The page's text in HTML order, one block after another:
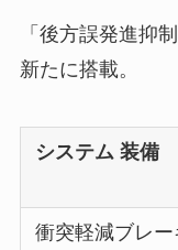
「後方誤発進抑
新たに搭載。
システム 装備
衝突軽減ブレー